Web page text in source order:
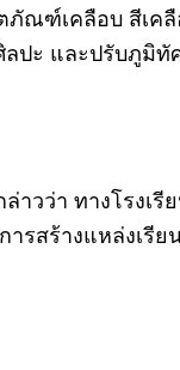
ภัณฑ์เคลือบ สีเค
ปะ และปรับภูมิ
าวว่า ทางโรงเ
รสร้างแหล่งเรี